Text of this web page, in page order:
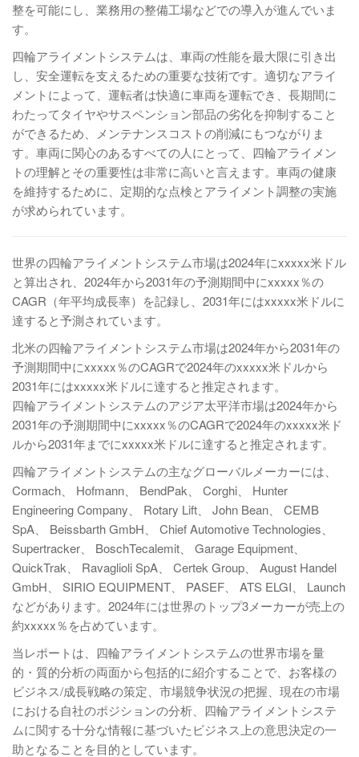
整を可能にし、業務用の整備工場などでの導入が進んでいま
す。
四輪アライメントシステムは、車両の性能を最大限に引き出
し、安全運転を支えるための重要な技術です。適切なアライ
メントによって、運転者は快適に車両を運転でき、長期間に
わたってタイヤやサスペンション部品の劣化を抑制すること
ができるため、メンテナンスコストの削減にもつながりま
す。車両に関心のあるすべての人にとって、四輪アライメン
トの理解とその重要性は非常に高いと言えます。車両の健康
を維持するために、定期的な点検とアライメント調整の実施
が求められています。
世界の四輪アライメントシステム市場は2024年にxxxxx米ドル
と算出され、2024年から2031年の予測期間中にxxxxx％の
CAGR（年平均成長率）を記録し、2031年にはxxxxx米ドルに
達すると予測されています。
北米の四輪アライメントシステム市場は2024年から2031年の
予測期間中にxxxxx％のCAGRで2024年のxxxxx米ドルから
2031年にはxxxxx米ドルに達すると推定されます。
四輪アライメントシステムのアジア太平洋市場は2024年から
2031年の予測期間中にxxxxx％のCAGRで2024年のxxxxx米ド
ルから2031年までにxxxxx米ドルに達すると推定されます。
四輪アライメントシステムの主なグローバルメーカーには、
Cormach、 Hofmann、 BendPak、 Corghi、 Hunter
Engineering Company、 Rotary Lift、 John Bean、 CEMB
SpA、 Beissbarth GmbH、 Chief Automotive Technologies、
Supertracker、 BoschTecalemit、 Garage Equipment、
QuickTrak、 Ravaglioli SpA、 Certek Group、 August Handel
GmbH、 SIRIO EQUIPMENT、 PASEF、 ATS ELGI、 Launch
などがあります。2024年には世界のトップ3メーカーが売上の
約xxxxx％を占めています。
当レポートは、四輪アライメントシステムの世界市場を量
的・質的分析の両面から包括的に紹介することで、お客様の
ビジネス/成長戦略の策定、市場競争状況の把握、現在の市場
における自社のポジションの分析、四輪アライメントシステ
ムに関する十分な情報に基づいたビジネス上の意思決定の一
助となることを目的としています。